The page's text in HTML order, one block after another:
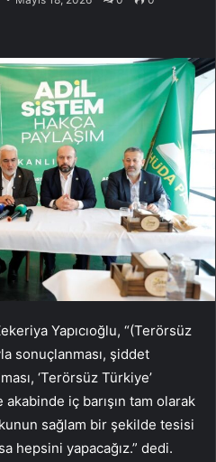
Yapıcıoğlu, “(Terörsüz
sonuçlanması, şiddet
‘Terörsüz Türkiye’
iç barışın tam olarak
sağlam bir şekilde tesisi
hepsini yapacağız.” dedi.